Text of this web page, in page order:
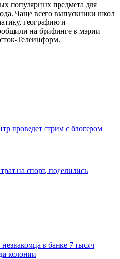
популярных предмета для
Чаще всего выпускники школ
географию и
на брифинге в мэрии
Телеинформ.
проведет стрим с блогером
на спорт, поделились
в банке 7 тысяч
колонии